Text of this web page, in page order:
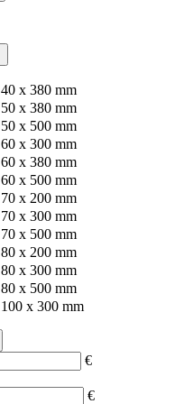
40 x 380 mm
50 x 380 mm
50 x 500 mm
60 x 300 mm
60 x 380 mm
60 x 500 mm
70 x 200 mm
70 x 300 mm
70 x 500 mm
80 x 200 mm
80 x 300 mm
80 x 500 mm
100 x 300 mm
€
€